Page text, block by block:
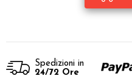
Spedizioni in
24/72 Ore